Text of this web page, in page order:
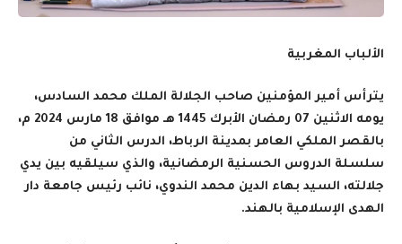
الألباب المغربية
يترأس أمير المؤمنين صاحب الجلالة الملك محمد السادس،
يومه الاثنين 07 رمضان الأبرك 1445 هـ موافق 18 مارس 2024 م،
بالقصر الملكي العامر بمدينة الرباط، الدرس الثاني من
سلسلة الدروس الحسنية الرمضانية، والذي سيلقيه بين يدي
جلالته، السيد بهاء الدين محمد الندوي، نائب رئيس جامعة دار
الهدى الإسلامية بالهند.